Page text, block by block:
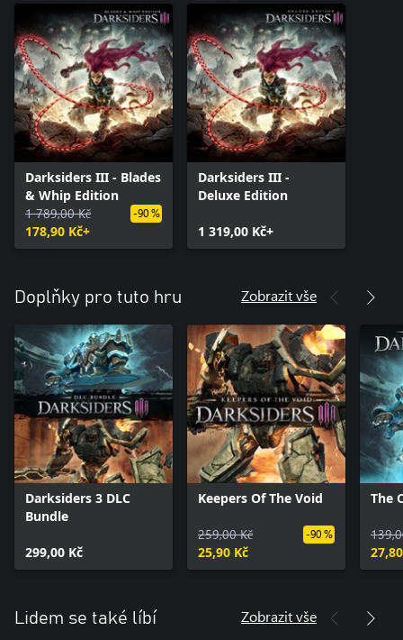
Darksiders III - Blades
& Whip Edition
1 789,00 Kč
178,90 Kč+
-90 %
Darksiders III -
Deluxe Edition
1 319,00 Kč+
Doplňky pro tuto hru Zobrazit vše
Darksiders 3 DLC
Bundle
299,00 Kč
Keepers Of The Void
259,00 Kč
25,90 Kč
-90 %
The
Lidem se také líbí Zobrazit vše